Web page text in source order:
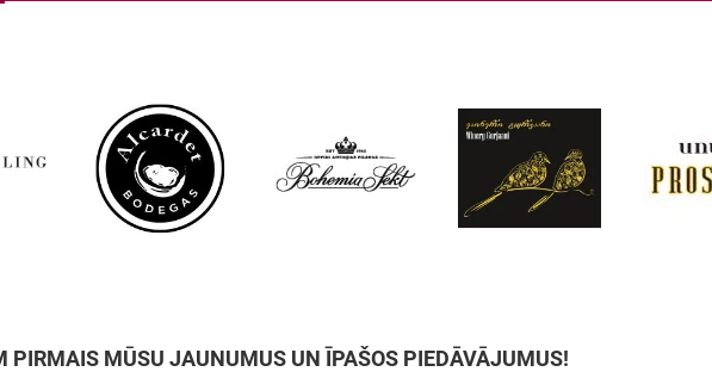
PIRMAIS MŪSU JAUNUMUS UN ĪPAŠOS PIEDĀVĀJUMUS!